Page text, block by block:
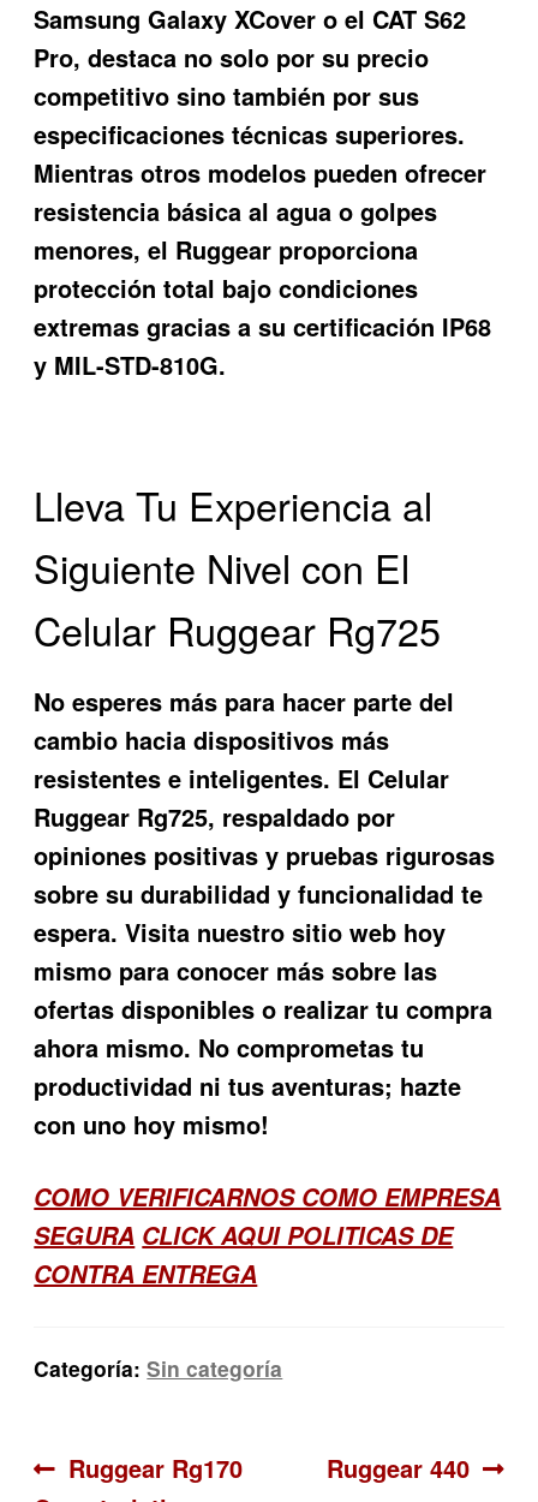
Samsung Galaxy XCover o el CAT S62
Pro, destaca no solo por su precio
competitivo sino también por sus
especificaciones técnicas superiores.
Mientras otros modelos pueden ofrecer
resistencia básica al agua o golpes
menores, el Ruggear proporciona
protección total bajo condiciones
extremas gracias a su certificación IP68
y MIL-STD-810G.
Lleva Tu Experiencia al
Siguiente Nivel con El
Celular Ruggear Rg725
No esperes más para hacer parte del
cambio hacia dispositivos más
resistentes e inteligentes. El Celular
Ruggear Rg725, respaldado por
opiniones positivas y pruebas rigurosas
sobre su durabilidad y funcionalidad te
espera. Visita nuestro sitio web hoy
mismo para conocer más sobre las
ofertas disponibles o realizar tu compra
ahora mismo. No comprometas tu
productividad ni tus aventuras; hazte
con uno hoy mismo!
COMO VERIFICARNOS COMO EMPRESA
SEGURA CLICK AQUI POLITICAS DE
CONTRA ENTREGA
Categoría:Sin categoría
Navegación
Anterior:
Ruggear Rg170
Siguiente:
Ruggear 440